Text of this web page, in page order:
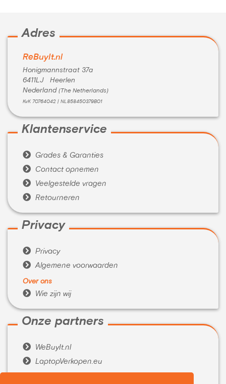
Adres
ReBuyIt.nl
Honigmannstraat 37a
6411LJ Heerlen
Nederland (The Netherlands)
KvK 70764042 | NL858450379B01
Klantenservice
 Grades & Garanties
 Contact opnemen
 Veelgestelde vragen
 Retourneren
Privacy
 Privacy
 Algemene voorwaarden
Over ons
 Wie zijn wij
Onze partners
 WeBuyIt.nl
 LaptopVerkopen.eu